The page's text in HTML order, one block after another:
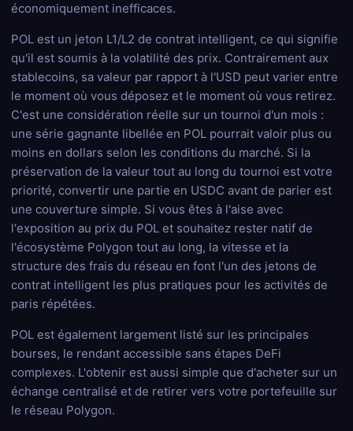
économiquement inefficaces.
POL est un jeton L1/L2 de contrat intelligent, ce qui signifie
qu'il est soumis à la volatilité des prix. Contrairement aux
stablecoins, sa valeur par rapport à l'USD peut varier entre
le moment où vous déposez et le moment où vous retirez.
C'est une considération réelle sur un tournoi d'un mois :
une série gagnante libellée en POL pourrait valoir plus ou
moins en dollars selon les conditions du marché. Si la
préservation de la valeur tout au long du tournoi est votre
priorité, convertir une partie en USDC avant de parier est
une couverture simple. Si vous êtes à l'aise avec
l'exposition au prix du POL et souhaitez rester natif de
l'écosystème Polygon tout au long, la vitesse et la
structure des frais du réseau en font l'un des jetons de
contrat intelligent les plus pratiques pour les activités de
paris répétées.
POL est également largement listé sur les principales
bourses, le rendant accessible sans étapes DeFi
complexes. L'obtenir est aussi simple que d'acheter sur un
échange centralisé et de retirer vers votre portefeuille sur
le réseau Polygon.